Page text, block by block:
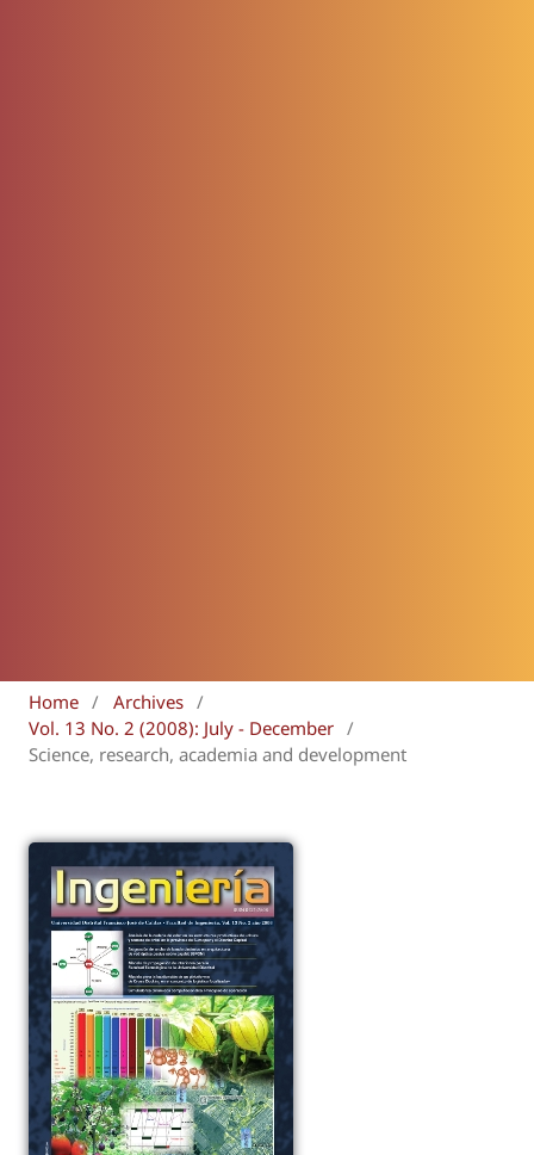
Home / Archives /
Vol. 13 No. 2 (2008): July - December /
Science, research, academia and development